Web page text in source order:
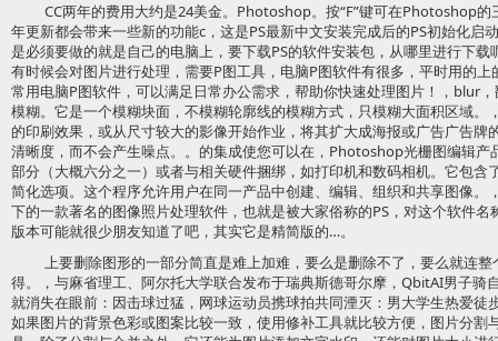
CC两年的费用大约是24美金。Photoshop。按“F”键可在Photoshop
年更新都会带来一些新的功能c，这是PS最新中文安装完成后的PS初始化启
是必须要做的就是自己的电脑上，要下载PS的软件安装包，从哪里进行下
有时候会对图片进行处理，需要P图工具，电脑P图软件有很多，平时用的
常用电脑P图软件，可以满足日常办公需求，帮助你快速处理图片！，blur
模糊。它是一个模糊块面，不模糊轮廓线的模糊方式，只模糊大面积区域。
的印刷效果，或从尺寸较大的影像开始作业，将其扩大成海报或广告广告牌
清晰度，而不会产生噪点。。的集成使您可以在，Photoshop光栅图编辑产
部分（大概六分之一）或者与相关硬件捆绑，如打印机和数码相机。它包含
简化选项。这个程序允许用户在同一产品中创建、编辑、组织和共享图像
下的一款著名的图像照片处理软件，也就是被大家俗称的PS，对这个软件
版本可能就很少朋友知道了吧，其实它是精简版的…。
上要删除图形的一部分简直是难上加难，要么是删除不了，要么就连
得。，与麻省理工、阿尔托大学联合发布于瑞典斯德哥尔摩，QbitAI男子骑
就消失在眼前：因击球过猛，网球运动员携球拍共同湮灭：男大学生热爱徒
如果图片的背景色彩或图案比较一致，使用修补工具就比较方便，图片分割